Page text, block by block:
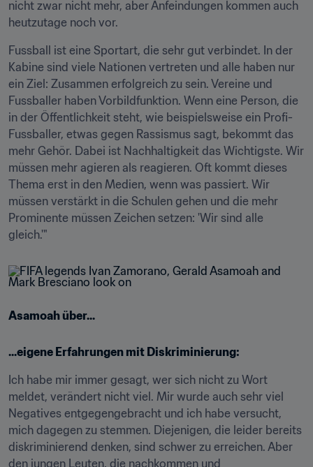
nicht zwar nicht mehr, aber Anfeindungen kommen auch
heutzutage noch vor.
Fussball ist eine Sportart, die sehr gut verbindet. In der
Kabine sind viele Nationen vertreten und alle haben nur
ein Ziel: Zusammen erfolgreich zu sein. Vereine und
Fussballer haben Vorbildfunktion. Wenn eine Person, die
in der Öffentlichkeit steht, wie beispielsweise ein Profi-
Fussballer, etwas gegen Rassismus sagt, bekommt das
mehr Gehör. Dabei ist Nachhaltigkeit das Wichtigste. Wir
müssen mehr agieren als reagieren. Oft kommt dieses
Thema erst in den Medien, wenn was passiert. Wir
müssen verstärkt in die Schulen gehen und die mehr
Prominente müssen Zeichen setzen: 'Wir sind alle
gleich.'"
Asamoah über...
...eigene Erfahrungen mit Diskriminierung:
Ich habe mir immer gesagt, wer sich nicht zu Wort
meldet, verändert nicht viel. Mir wurde auch sehr viel
Negatives entgegengebracht und ich habe versucht,
mich dagegen zu stemmen. Diejenigen, die leider bereits
diskriminierend denken, sind schwer zu erreichen. Aber
den jungen Leuten, die nachkommen und